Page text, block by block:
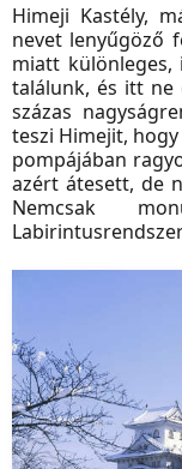
Himeji Kastély,
nevet lenyűgöző
miatt különleges,
találunk, és itt ne
százas
teszi Himejit,
pompájában
azért átesett, de
Nemcsak